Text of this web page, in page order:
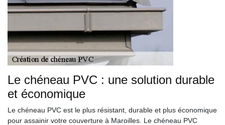
Le chéneau PVC : une solution durable
et économique
Le chéneau PVC est le plus résistant, durable et plus économique
pour assainir votre couverture à Maroilles. Le chéneau PVC